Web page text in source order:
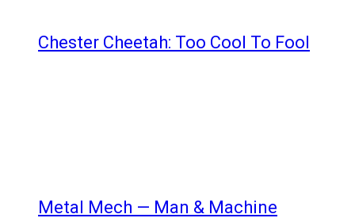
Chester Cheetah: Too Cool To Fool
Metal Mech — Man & Machine